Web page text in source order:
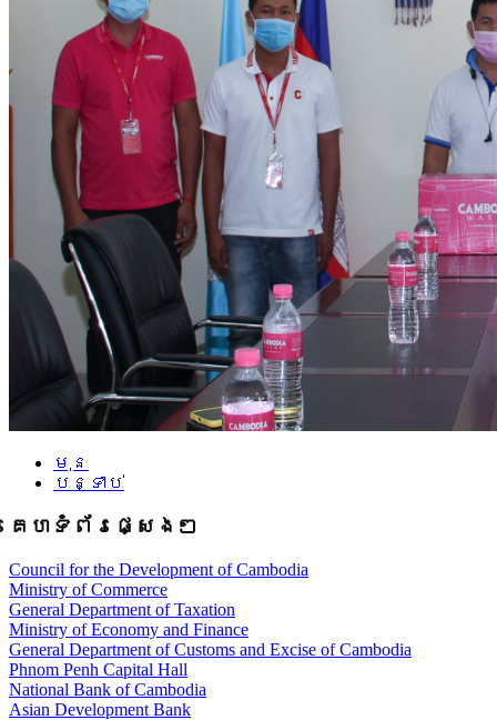
មុន
បន្ទាប់
គេហទំព័រផ្សេងៗ
Council for the Development of Cambodia
Ministry of Commerce
General Department of Taxation
Ministry of Economy and Finance
General Department of Customs and Excise of Cambodia
Phnom Penh Capital Hall
National Bank of Cambodia
Asian Development Bank